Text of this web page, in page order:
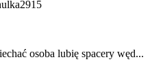
osoba lubię spacery węd...